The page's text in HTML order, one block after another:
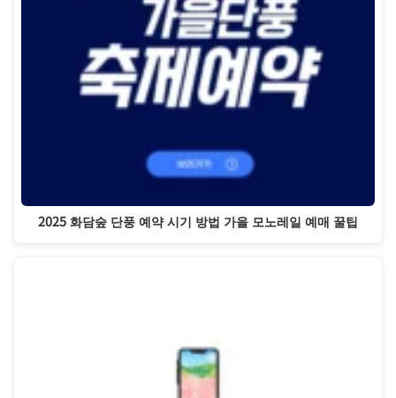
2025 화담숲 단풍 예약 시기 방법 가을 모노레일 예매 꿀팁